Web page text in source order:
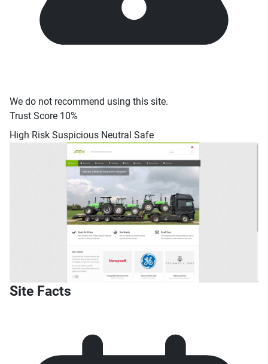
We do not recommend using this site.
Trust Score 10%
High Risk Suspicious Neutral Safe
Site Facts